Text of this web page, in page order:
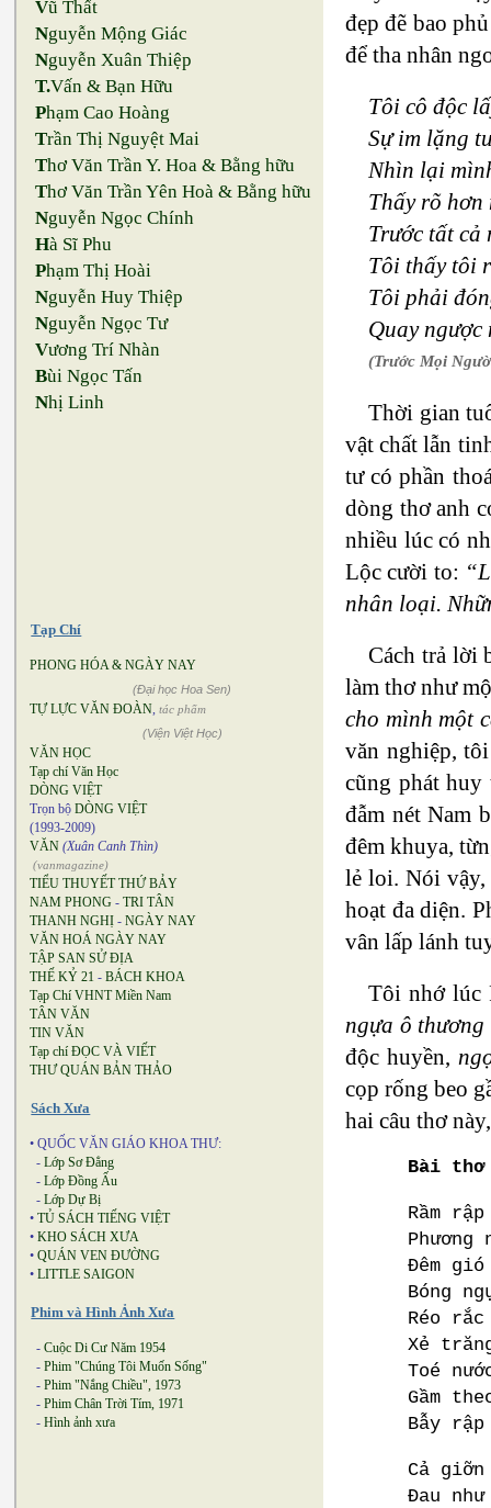
Vũ Thất
Nguyễn Mộng Giác
Nguyễn Xuân Thiệp
T.Vấn & Bạn Hữu
Phạm Cao Hoàng
Trần Thị Nguyệt Mai
Thơ Văn Trần Y. Hoa & Bằng hữu
Thơ Văn Trần Yên Hoà & Bằng hữu
Nguyễn Ngọc Chính
Hà Sĩ Phu
Phạm Thị Hoài
Nguyễn Huy Thiệp
Nguyễn Ngọc Tư
Vương Trí Nhàn
Bùi Ngọc Tấn
Nhị Linh
Tạp Chí
PHONG HÓA & NGÀY NAY
(Đại học Hoa Sen)
TỰ LỰC VĂN ĐOÀN, tác phẩm
(Viện Việt Học)
VĂN HỌC
Tạp chí Văn Học
DÒNG VIỆT
Trọn bộ DÒNG VIỆT
(1993-2009)
VĂN (Xuân Canh Thìn)
(vanmagazine)
TIỂU THUYẾT THỨ BẢY
NAM PHONG - TRI TÂN
THANH NGHỊ - NGÀY NAY
VĂN HOÁ NGÀY NAY
TẬP SAN SỬ ĐỊA
THẾ KỶ 21 - BÁCH KHOA
Tạp Chí VHNT Miền Nam
TÂN VĂN
TIN VĂN
Tạp chí ĐỌC VÀ VIẾT
THƯ QUÁN BẢN THẢO
Sách Xưa
• QUỐC VĂN GIÁO KHOA THƯ:
- Lớp Sơ Đẳng
- Lớp Đồng Ấu
- Lớp Dự Bị
• TỦ SÁCH TIẾNG VIỆT
• KHO SÁCH XƯA
• QUÁN VEN ĐƯỜNG
• LITTLE SAIGON
Phim và Hình Ảnh Xưa
- Cuộc Di Cư Năm 1954
- Phim "Chúng Tôi Muốn Sống"
- Phim "Nắng Chiều", 1973
- Phim Chân Trời Tím, 1971
- Hình ảnh xưa
đẹp đẽ bao
để tha nhân
Tôi cô độc
Sự im lặng
Nhìn lại
Thấy rõ hơn
Trước tất cả
Tôi thấy tôi
Tôi phải
Quay
(Trước Mọi
Thời gian
vật chất lẫn
tư có phần
dòng thơ anh
nhiều lúc có
Lộc cười to:
nhân loại.
Cách trả lời
làm thơ như
cho mình một
văn nghiệp,
cũng phát
đẫm nét Nam
đêm khuya,
lẻ loi. Nói vậy,
hoạt đa diện.
vân lấp lánh
Tôi nhớ lúc
ngựa ô thương
độc huyền,
cọp rống beo
hai câu thơ
Bài thơ
Rầm rập
Phương
Đêm
Bóng
Réo
Xẻ
Toé
Gầm
Bẫy
Cả
Đau